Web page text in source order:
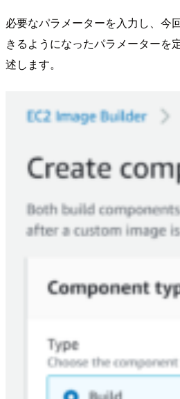
必要なパラメーターを入力し、今
きるようになったパラメーターを
述します。